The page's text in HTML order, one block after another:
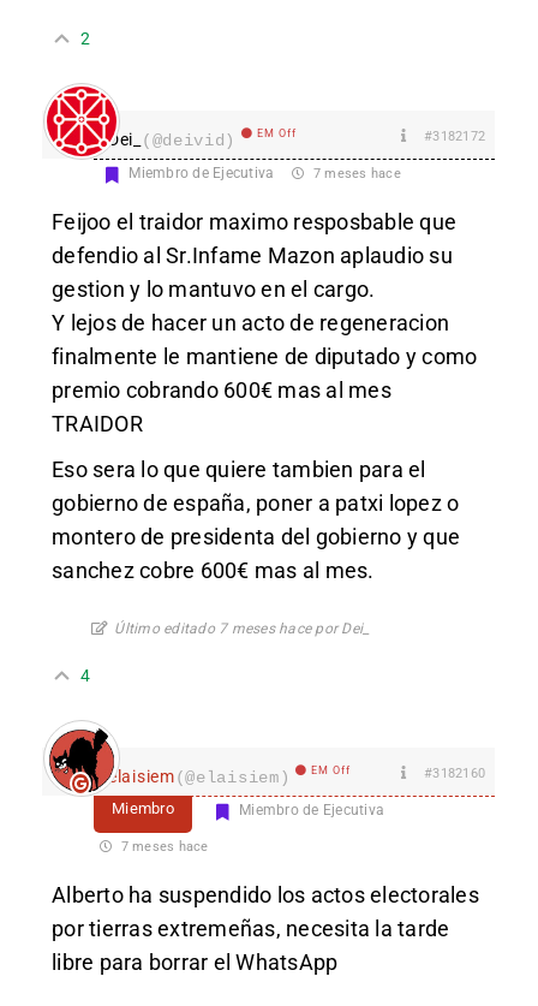
2
Dei_ (@deivid) EM Off #3182172
Miembro de Ejecutiva 7 meses hace
Feijoo el traidor maximo resposbable que
defendio al Sr.Infame Mazon aplaudio su
gestion y lo mantuvo en el cargo.
Y lejos de hacer un acto de regeneracion
finalmente le mantiene de diputado y como
premio cobrando 600€ mas al mes
TRAIDOR
Eso sera lo que quiere tambien para el
gobierno de españa, poner a patxi lopez o
montero de presidenta del gobierno y que
sanchez cobre 600€ mas al mes.
Último editado 7 meses hace por Dei_
4
elaisiem(@elaisiem) EM Off #3182160
Miembro Miembro de Ejecutiva
7 meses hace
Alberto ha suspendido los actos electorales
por tierras extremeñas, necesita la tarde
libre para borrar el WhatsApp